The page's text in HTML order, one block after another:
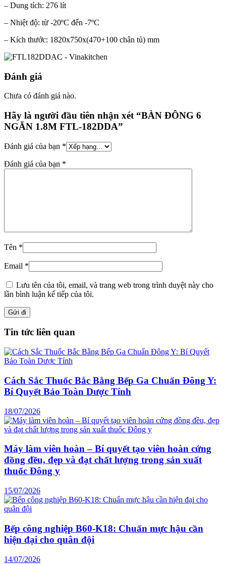
– Dung tích: 276 lít
– Nhiệt độ: từ -20ºC đến -7ºC
– Kích thước: 1820x750x(470+100 chân tủ) mm
Đánh giá
Chưa có đánh giá nào.
Hãy là người đầu tiên nhận xét “BÀN ĐÔNG 6
NGĂN 1.8M FTL-182DDA”
Đánh giá của bạn *
Đánh giá của bạn *
Tên *
Email *
Lưu tên của tôi, email, và trang web trong trình duyệt này cho
lần bình luận kế tiếp của tôi.
Tin tức liên quan
Cách Sắc Thuốc Bắc Bằng Bếp Ga Chuẩn Đông Y:
Bí Quyết Bảo Toàn Dược Tính
18/07/2026
Máy làm viên hoàn – Bí quyết tạo viên hoàn cứng
đồng đều, đẹp và đạt chất lượng trong sản xuất
thuốc Đông y
15/07/2026
Bếp công nghiệp B60-K18: Chuẩn mực hậu cần
hiện đại cho quân đội
14/07/2026